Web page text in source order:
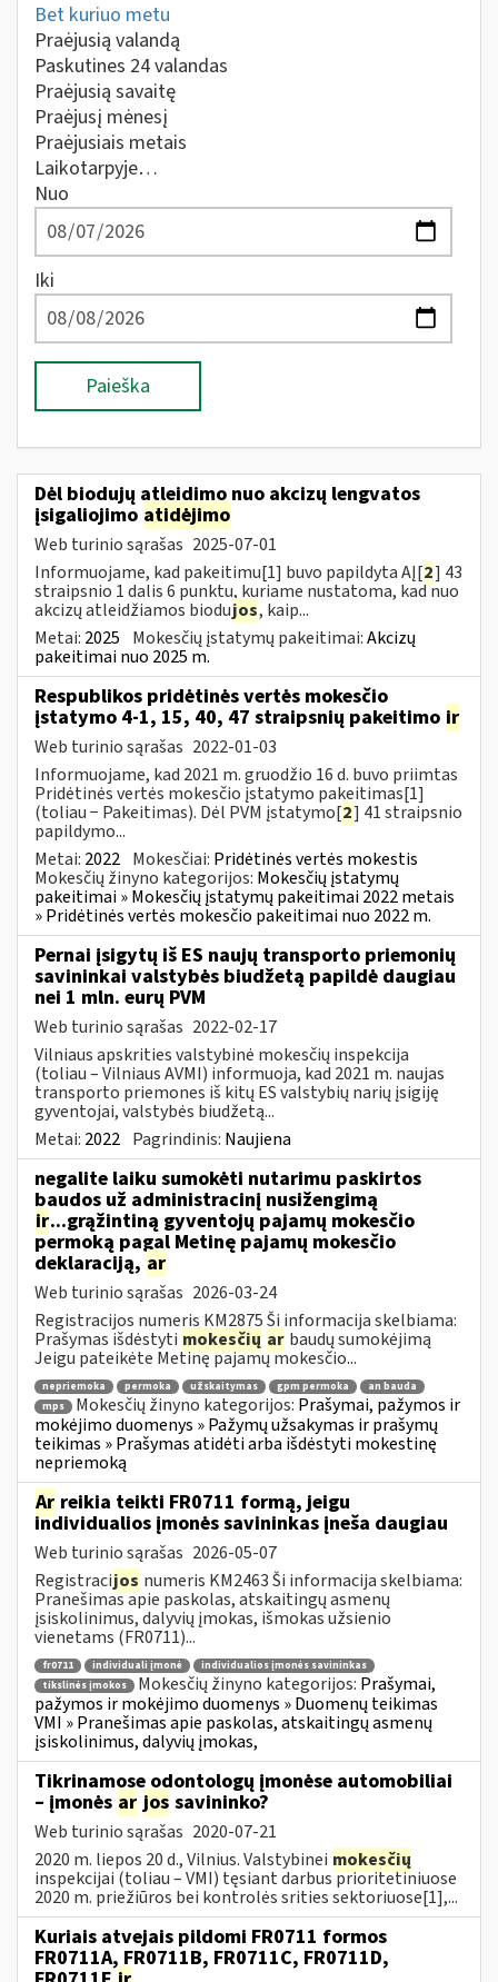
Bet kuriuo metu
Praėjusią valandą
Paskutines 24 valandas
Praėjusią savaitę
Praėjusį mėnesį
Praėjusiais metais
Laikotarpyje…
Nuo
Iki
Paieška
Dėl biodujų atleidimo nuo akcizų lengvatos
įsigaliojimo atidėjimo
Web turinio sąrašas 2025-07-01
Informuojame, kad pakeitimu[1] buvo papildyta AĮ[2] 43
straipsnio 1 dalis 6 punktu, kuriame nustatoma, kad nuo
akcizų atleidžiamos biodujos, kaip...
Metai: 2025 Mokesčių įstatymų pakeitimai:Akcizų
pakeitimai nuo 2025 m.
Respublikos pridėtinės vertės mokesčio
įstatymo 4-1, 15, 40, 47 straipsnių pakeitimo ir
Web turinio sąrašas 2022-01-03
Informuojame, kad 2021 m. gruodžio 16 d. buvo priimtas
Pridėtinės vertės mokesčio įstatymo pakeitimas[1]
(toliau − Pakeitimas). Dėl PVM įstatymo[2] 41 straipsnio
papildymo...
Metai: 2022 Mokesčiai: Pridėtinės vertės mokestis
Mokesčių žinyno kategorijos: Mokesčių įstatymų
pakeitimai » Mokesčių įstatymų pakeitimai 2022 metais
» Pridėtinės vertės mokesčio pakeitimai nuo 2022 m.
Pernai įsigytų iš ES naujų transporto priemonių
savininkai valstybės biudžetą papildė daugiau
nei 1 mln. eurų PVM
Web turinio sąrašas 2022-02-17
Vilniaus apskrities valstybinė mokesčių inspekcija
(toliau – Vilniaus AVMI) informuoja, kad 2021 m. naujas
transporto priemones iš kitų ES valstybių narių įsigiję
gyventojai, valstybės biudžetą...
Metai: 2022 Pagrindinis: Naujiena
negalite laiku sumokėti nutarimu paskirtos
baudos už administracinį nusižengimą
ir...grąžintiną gyventojų pajamų mokesčio
permoką pagal Metinę pajamų mokesčio
deklaraciją, ar
Web turinio sąrašas 2026-03-24
Registracijos numeris KM2875 Ši informacija skelbiama:
Prašymas išdėstyti mokesčių ar baudų sumokėjimą
Jeigu pateikėte Metinę pajamų mokesčio...
nepriemoka permoka užskaitymas gpm permoka
an bauda
mps
Mokesčių žinyno kategorijos: Prašymai, pažymos ir
mokėjimo duomenys » Pažymų užsakymas ir prašymų
teikimas » Prašymas atidėti arba išdėstyti mokestinę
nepriemoką
Ar reikia teikti FR0711 formą, jeigu
individualios įmonės savininkas įneša daugiau
Web turinio sąrašas 2026-05-07
Registracijos numeris KM2463 Ši informacija skelbiama:
Pranešimas apie paskolas, atskaitingų asmenų
įsiskolinimus, dalyvių įmokas, išmokas užsienio
vienetams (FR0711)...
fr0711 individuali įmonė
individualios įmonės savininkas
tikslinės įmokos
Mokesčių žinyno kategorijos: Prašymai,
pažymos ir mokėjimo duomenys » Duomenų teikimas
VMI » Pranešimas apie paskolas, atskaitingų asmenų
įsiskolinimus, dalyvių įmokas,
Tikrinamose odontologų įmonėse automobiliai
– įmonės ar jos savininko?
Web turinio sąrašas 2020-07-21
2020 m. liepos 20 d., Vilnius. Valstybinei mokesčių
inspekcijai (toliau – VMI) tęsiant darbus prioritetiniuose
2020 m. priežiūros bei kontrolės srities sektoriuose[1],...
Kuriais atvejais pildomi FR0711 formos
FR0711A, FR0711B, FR0711C, FR0711D,